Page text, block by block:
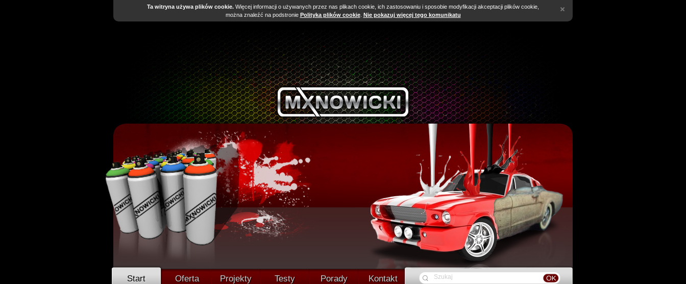
Ta witryna używa plików cookie. Więcej informacji o używanych przez nas plikach cookie, ich zastosowaniu i sposobie modyfikacji akceptacji plików cookie,
można znaleźć na podstronie Polityka plików cookie. Nie pokazuj więcej tego komunikatu
Start Oferta Projekty Testy Porady Kontakt